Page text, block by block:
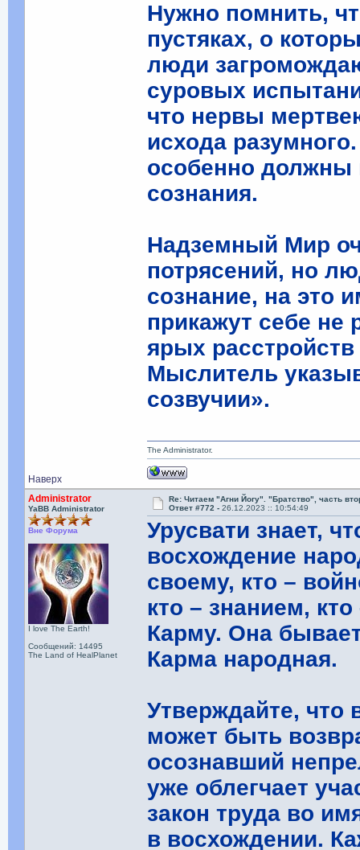
Нужно помнить,
пустяках, о
люди
суровых
что нервы
исхода
особенно должны
сознания.
Надземный Мир
потрясений, но
сознание, на это
прикажут себе не
ярых расстройств
Мыслитель
созвучии».
Наверх
The Administrator.
Administrator
YaBB Administrator
Вне Форума
I love The Earth!
Сообщений: 14495
The Land of HealPlanet
Re: Читаем "Агни Йогу". "Братство", часть
Ответ #772 -26.12.2023 :: 10:54:49
Урусвати знает,
восхождение
своему, кто –
кто – знанием,
Карму. Она
Карма народная.
Утверждайте, что
может быть
осознавший
уже облегчает
закон труда во
в восхождении.